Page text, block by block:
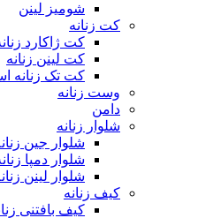
شومیز لینن
کت زنانه
کت ژاکارد
کت لینن زنانه
کت تک زنانه
وست زنانه
دامن
شلوار زنانه
شلوار جین
شلوار دمپا
شلوار لینن
کیف زنانه
کیف بافتنی